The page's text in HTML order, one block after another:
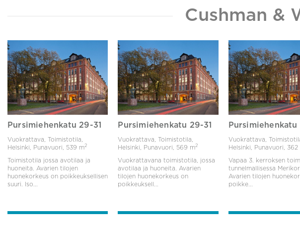
Cushman &
Pursimiehenkatu 29-31
Vuokrattava, Toimistotila,
Helsinki, Punavuori, 539 m2
Toimistotila jossa avotilaa ja
huoneita. Avarien tilojen
huonekorkeus on poikkeuksellisen
suuri. Iso...
Pursimiehenkatu 29-31
Vuokrattava, Toimistotila,
Helsinki, Punavuori, 569 m2
Vuokrattavana toimistotila, jossa
avotilaa ja huoneita. Avarien
tilojen huonekorkeus on
poikkeuksell...
Pursimiehenkatu
Vuokrattava,
Helsinki, Punavuori,
362
Vapaa 3. kerroksen
tunnelmallisessa
Avarien tilojen
poikke...